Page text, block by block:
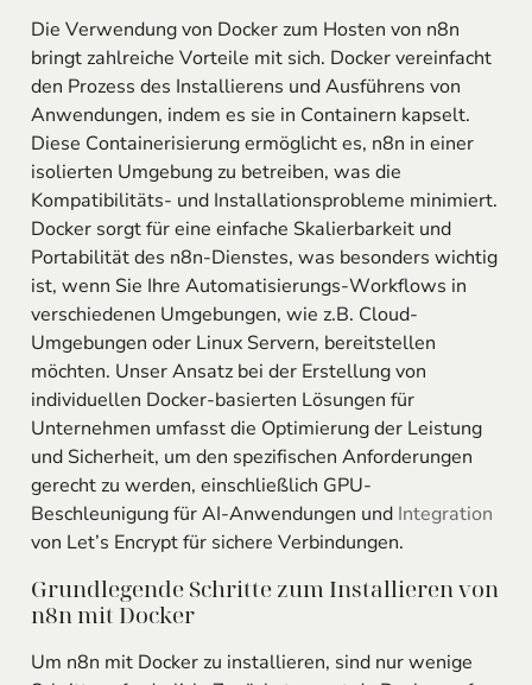
Die Verwendung von Docker zum Hosten von n8n
bringt zahlreiche Vorteile mit sich. Docker vereinfacht
den Prozess des Installierens und Ausführens von
Anwendungen, indem es sie in Containern kapselt.
Diese Containerisierung ermöglicht es, n8n in einer
isolierten Umgebung zu betreiben, was die
Kompatibilitäts- und Installationsprobleme minimiert.
Docker sorgt für eine einfache Skalierbarkeit und
Portabilität des n8n-Dienstes, was besonders wichtig
ist, wenn Sie Ihre Automatisierungs-Workflows in
verschiedenen Umgebungen, wie z.B. Cloud-
Umgebungen oder Linux Servern, bereitstellen
möchten. Unser Ansatz bei der Erstellung von
individuellen Docker-basierten Lösungen für
Unternehmen umfasst die Optimierung der Leistung
und Sicherheit, um den spezifischen Anforderungen
gerecht zu werden, einschließlich GPU-
Beschleunigung für AI-Anwendungen und Integration
von Let’s Encrypt für sichere Verbindungen.
Grundlegende Schritte zum Installieren von
n8n mit Docker
Um n8n mit Docker zu installieren, sind nur wenige